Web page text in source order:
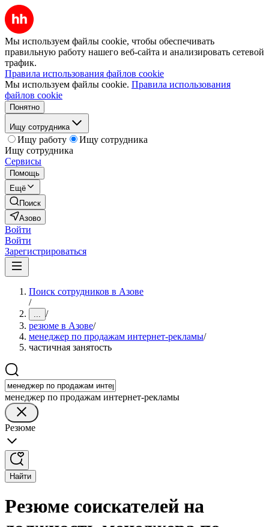
Мы используем файлы cookie, чтобы обеспечивать
правильную работу нашего веб-сайта и анализировать сетевой
трафик.
Правила использования файлов cookie
Мы используем файлы cookie. Правила использования
файлов cookie
Понятно
Ищу сотрудника
Ищу работу
Ищу сотрудника
Ищу сотрудника
Сервисы
Помощь
Ещё
Поиск
Азово
Войти
Войти
Зарегистрироваться
Поиск сотрудников в Азове
/
... /
резюме в Азове/
менеджер по продажам интернет-рекламы/
частичная занятость
менеджер по продажам интернет-рекламы
Резюме
Найти
Резюме соискателей на